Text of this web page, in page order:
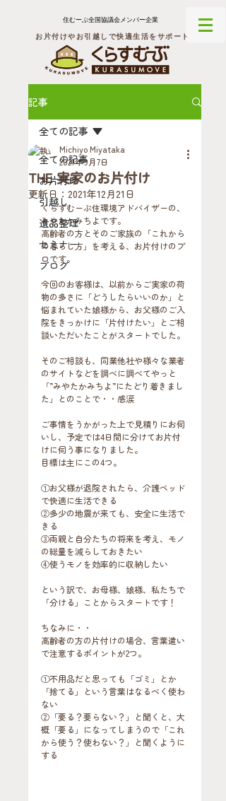
住むーぶ全国協議会メンバー企業
お片付けやお引越しで快適生活をサポート
記事
全ての記事
お片付け
引越し
遺品整理
セミナー
ブログ
全ての記事
THE 実家のお片付け
Michiyo Miyataka
2021年9月7日
更新日： 2021年12月21日
くらすむーぶ住環境アドバイザーの、
みやたかみちよです。
高齢者の方とそのご家族の「これから
の暮らし方」を考える、お片付けのプ
ロです。
今回のお客様は、以前からご実家の荷
物の多さに「どうしたらいいのか」と
悩まれていた娘様から、お父様のご入
院をきっかけに「片付けたい」とご相
談いただいたことがスタートでした。
そのご相談も、同業他社や様々な業者
のサイトなどを調べに調べてやっと
「”みやたかみちよ”にたどり着きまし
た」とのことで・・感涙
ご事情をうかがった上で見積りにお伺
いし、予定では4日間に分けてお片付
けに伺う事になりました。
目標は主にこの4つ。
①お父様が退院されたら、介護ベッド
で快適に生活できる
②多少の地震が来ても、安全に生活で
きる
③両親と自分たちの将来を考え、モノ
の総量を減らしておきたい
④使うモノを効率的に収納したい
という訳で、お母様、娘様、私たちで
「分ける」ことからスタートです！
ちなみに・・
高齢者の方の片付けの場合、言葉遣い
で注意するポイントが2つ。
①不用品だと思っても「ゴミ」とか
「捨てる」という言葉はなるべく使わ
ない
②「要る？要らない？」と聞くと、大
概「要る」になってしまうので「これ
から使う？使わない？」と聞くように
する